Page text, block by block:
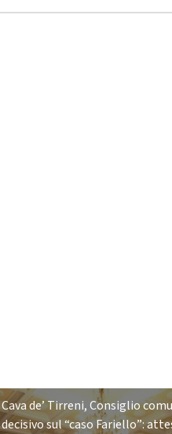
Cava de’ Tirreni, Consiglio
decisivo sul “caso Fariello”: